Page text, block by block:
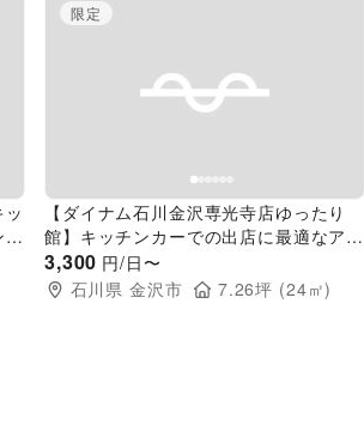
Previous slide
限定
【ダイナム石川金沢専光寺店ゆったり
館】キッチンカーでの出店に最適なアミ
ューズメント施設の駐車場イベントスペ
ース
3,300 円/日〜
石川県 金沢市 7.26坪 (24㎡)